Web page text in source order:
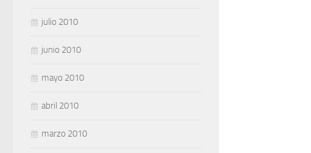
julio 2010
junio 2010
mayo 2010
abril 2010
marzo 2010